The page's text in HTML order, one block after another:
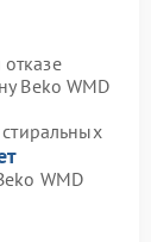
Beko WMD
WMD